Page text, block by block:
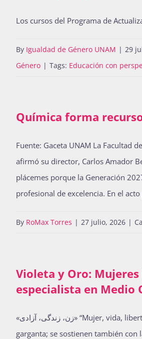
Los cursos del Programa de
By Igualdad de Género UNAM | 29
Género | Tags: Educación con
Química forma
Fuente: Gaceta UNAM La Facultad
afirmó su director, Carlos Amador
plácemes porque la Generación
profesional de excelencia. En el
By RoMax Torres | 27 julio, 2026 |
Violeta y Oro:
especialista en Medio
«زن، زندگی، آزادی» “Mujer, vida, libertad” -Consigna popularizada por mujeres kurdas e iraníes dentro del movimiento «Jin, Jiyan, Azadî». Hay frases que no se gritan únicamente con la
garganta; se sostienen también